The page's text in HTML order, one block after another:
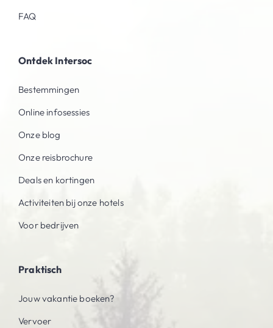
FAQ
Ontdek Intersoc
Bestemmingen
Online infosessies
Onze blog
Onze reisbrochure
Deals en kortingen
Activiteiten bij onze hotels
Voor bedrijven
Praktisch
Jouw vakantie boeken?
Vervoer